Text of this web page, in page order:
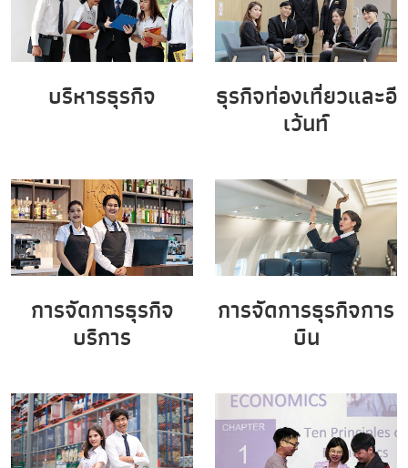
บริหารธุรกิจ ธุรกิจท่องเที่ยวและอี
เว้นท์
การจัดการธุรกิจ
บริการ
การจัดการธุรกิจการ
บิน